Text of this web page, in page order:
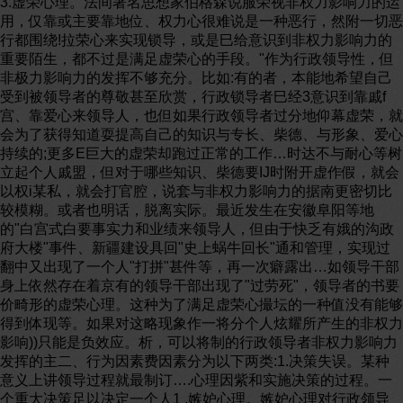
用，仅靠或主要靠地位、权力心很难说是一种恶行，然附一切恶
行都围绕!拉荣心来实现锁导，或是巳给意识到非权力影响力的
重要陌生，都不过是满足虚荣心的手段。"作为行政领导性，但
非极力影响力的发挥不够充分。比如:有的者，本能地希望自己
受到被领导者的尊敬甚至欣赏，行政锁导者巳经3意识到靠戚f
宫、靠爱心来领导人，也但如果行政领导者过分地仰幕虚荣，就
会为了获得知道耍提高自己的知识与专长、柴德、与形象、爱心
持续的;更多E巨大的虚荣却跑过正常的工作…时达不与耐心等树
立起个人戚盟，但对于哪些知识、柴德要IJ时附开虚作假，就会
以权i某私，就会打官腔，说套与非权力影响力的据南更密切比
较模糊。或者也明话，脱离实际。最近发生在安徽阜阳等地
的"白宫式白要事实力和业绩来领导人，但由于快乏有娥的沟政
府大楼"事件、新疆建设具回"史上蜗牛回长"通和管理，实现过
翻中又出现了一个人"打拼"甚件等，再一次癖露出…如领导干部
身上依然存在着京有的领导干部出现了"过劳死"，领导者的书要
价畸形的虚荣心理。这种为了满足虚荣心撮坛的一种值没有能够
得到体现等。如果对这略现象作一将分个人炫耀所产生的非权力
影响))只能是负效应。析，可以将制的行政领导者非权力影响力
发挥的主二、行为因素费因素分为以下两类:1.决策失误。某种
意义上讲领导过程就最制订….心理因紫和实施决策的过程。一
个重大决策足以决定一个人1 .嫉妒心理。嫉妒心理对行政领导